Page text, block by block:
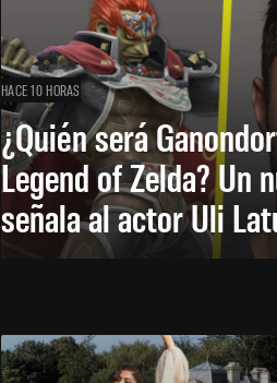
HACE 10 HORAS
¿Quién será
Legend of Zelda? Un
señala al actor Uli